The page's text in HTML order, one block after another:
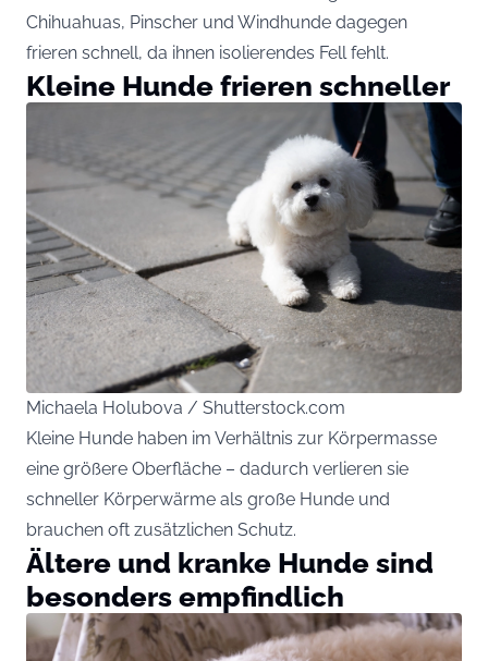
Chihuahuas, Pinscher und Windhunde dagegen
frieren schnell, da ihnen isolierendes Fell fehlt.
Kleine Hunde frieren schneller
Michaela Holubova / Shutterstock.com
Kleine Hunde haben im Verhältnis zur Körpermasse
eine größere Oberfläche – dadurch verlieren sie
schneller Körperwärme als große Hunde und
brauchen oft zusätzlichen Schutz.
Ältere und kranke Hunde sind
besonders empfindlich